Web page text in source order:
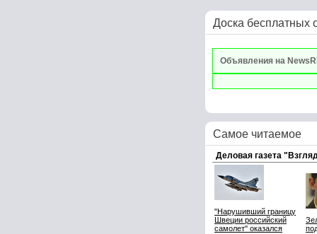
Доска бесплатных
Объявления на
Самое читаемое